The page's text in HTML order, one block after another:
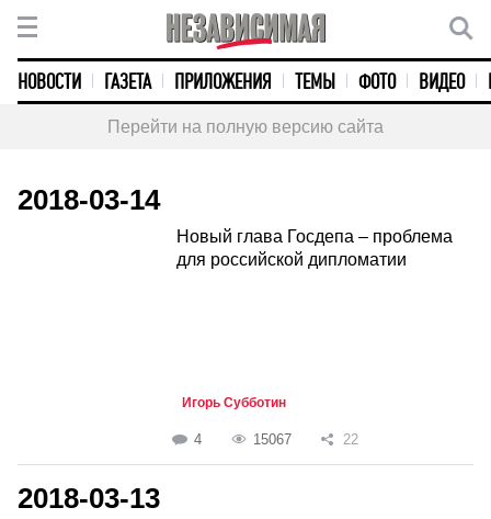
НОВОСТИ ГАЗЕТА ПРИЛОЖЕНИЯ ТЕМЫ ФОТО ВИДЕО
Перейти на полную версию сайта
2018-03-14
Новый глава Госдепа – проблема
для российской дипломатии
Игорь Субботин
4 15067 22
2018-03-13